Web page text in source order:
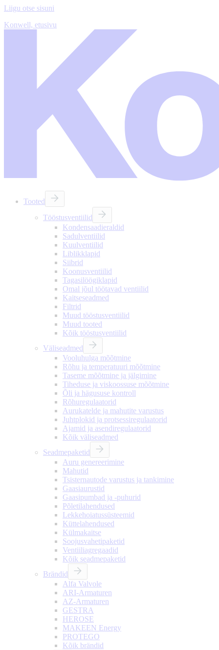
Liigu otse sisuni
Konwell, etusivu
Tooted
Tööstusventiilid
Kondensaadieraldid
Sadulventiilid
Kuulventiilid
Liblikklapid
Siibrid
Koonusventiilid
Tagasilöögiklapid
Omal jõul töötavad ventiilid
Kaitseseadmed
Filtrid
Muud tööstusventiilid
Muud tooted
Kõik tööstusventiilid
Väliseadmed
Vooluhulga mõõtmine
Rõhu ja temperatuuri mõõtmine
Taseme mõõtmine ja jälgimine
Tiheduse ja viskoossuse mõõtmine
Õli ja hägususe kontroll
Rõhuregulaatorid
Aurukatelde ja mahutite varustus
Juhtplokid ja protsessiregulaatorid
Ajamid ja asendiregulaatorid
Kõik väliseadmed
Seadmepaketid
Auru genereerimine
Mahutid
Tsisternautode varustus ja tankimine
Gaasiaurustid
Gaasipumbad ja -puhurid
Põletilahendused
Lekkehoiatussüsteemid
Küttelahendused
Külmakaitse
Soojusvahetipaketid
Ventiiliagregaadid
Kõik seadmepaketid
Brändid
Alfa Valvole
ARI-Armaturen
AZ-Armaturen
GESTRA
HEROSE
MAKEEN Energy
PROTEGO
Kõik brändid